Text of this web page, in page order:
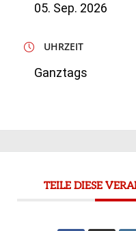
05. Sep. 2026
UHRZEIT
Ganztags
TEILE DIESE